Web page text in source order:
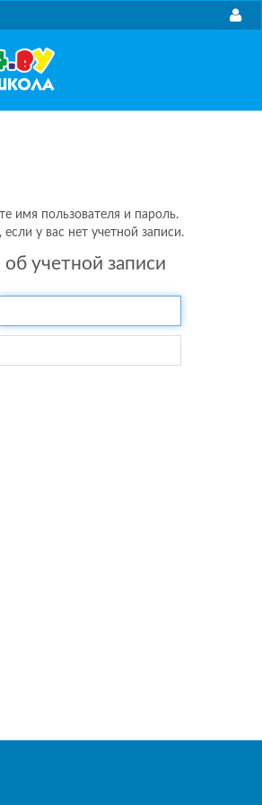
имя пользователя и пароль.
, если у вас нет учетной записи.
учетной записи